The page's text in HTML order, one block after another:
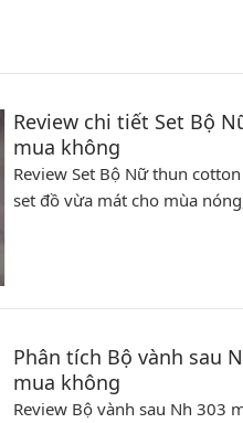
Review chi tiết Set Bộ
mua không
Review Set Bộ Nữ thun
set đồ vừa mát cho mùa
Phân tích Bộ vành sau
mua không
Review Bộ vành sau Nh 303